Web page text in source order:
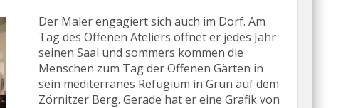
Der Maler engagiert sich auch im Dorf. Am
Tag des Offenen Ateliers öffnet er jedes Jahr
seinen Saal und sommers kommen die
Menschen zum Tag der Offenen Gärten in
sein mediterranes Refugium in Grün auf dem
Zörnitzer Berg. Gerade hat er eine Grafik von